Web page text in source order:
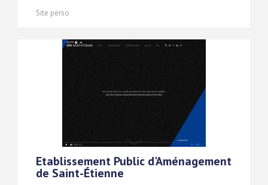
Site perso
Etablissement Public d'Aménagement
de Saint-Étienne